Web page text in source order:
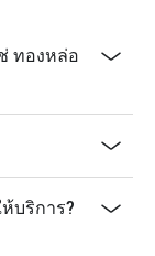
ะสบการณ์การ
คิดสร้างสรรค์
ทองหล่อ
บริการ?